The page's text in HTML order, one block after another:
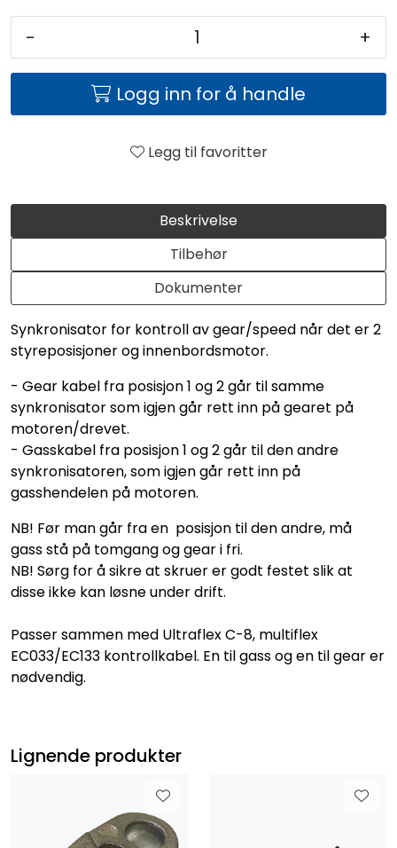
Beskrivelse
Tilbehør
Dokumenter
Synkronisator for kontroll av gear/speed når det er 2
styreposisjoner og innenbordsmotor.
- Gear kabel fra posisjon 1 og 2 går til samme
synkronisator som igjen går rett inn på gearet på
motoren/drevet.
- Gasskabel fra posisjon 1 og 2 går til den andre
synkronisatoren, som igjen går rett inn på
gasshendelen på motoren.
NB! Før man går fra en posisjon til den andre, må
gass stå på tomgang og gear i fri.
NB! Sørg for å sikre at skruer er godt festet slik at
disse ikke kan løsne under drift.
Passer sammen med Ultraflex C-8, multiflex
EC033/EC133 kontrollkabel. En til gass og en til gear er
nødvendig.
- +
Logg inn for å handle
Legg til favoritter
Lignende produkter